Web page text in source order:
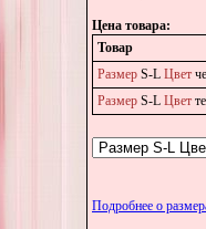
Цена товара:
Товар
Размер S-L Цвет
Размер S-L Цвет
Подробнее о